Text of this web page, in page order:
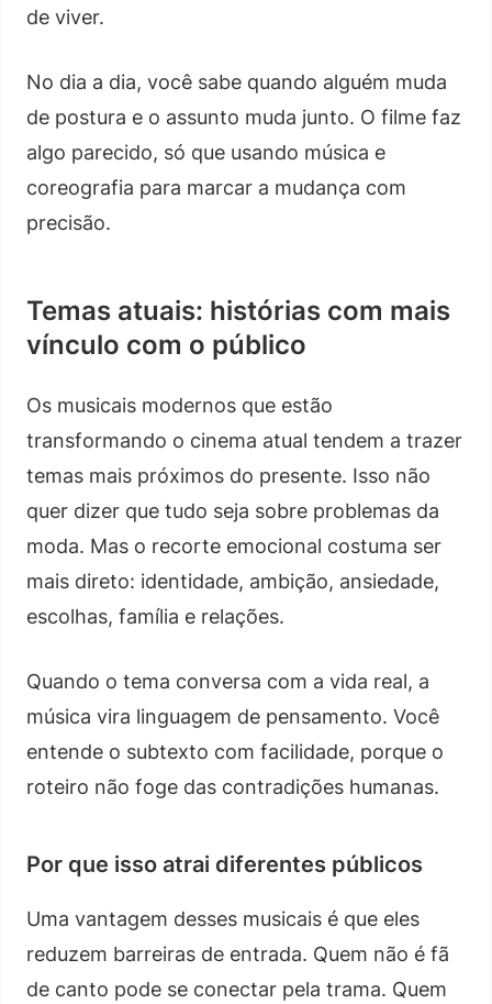
de viver.
No dia a dia, você sabe quando alguém muda
de postura e o assunto muda junto. O filme faz
algo parecido, só que usando música e
coreografia para marcar a mudança com
precisão.
Temas atuais: histórias com mais
vínculo com o público
Os musicais modernos que estão
transformando o cinema atual tendem a trazer
temas mais próximos do presente. Isso não
quer dizer que tudo seja sobre problemas da
moda. Mas o recorte emocional costuma ser
mais direto: identidade, ambição, ansiedade,
escolhas, família e relações.
Quando o tema conversa com a vida real, a
música vira linguagem de pensamento. Você
entende o subtexto com facilidade, porque o
roteiro não foge das contradições humanas.
Por que isso atrai diferentes públicos
Uma vantagem desses musicais é que eles
reduzem barreiras de entrada. Quem não é fã
de canto pode se conectar pela trama. Quem